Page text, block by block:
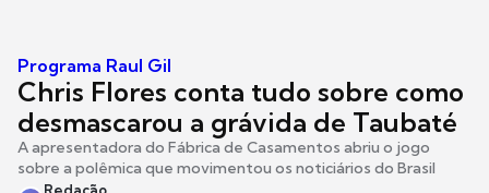
Programa Raul Gil
Chris Flores conta tudo sobre como
desmascarou a grávida de Taubaté
A apresentadora do Fábrica de Casamentos abriu o jogo
sobre a polêmica que movimentou os noticiários do Brasil